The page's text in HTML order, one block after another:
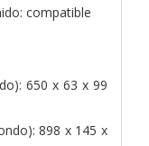
compatible
650 x 63 x 99
898 x 145 x